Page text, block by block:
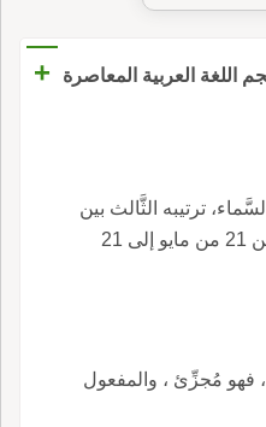
اللغة العربية المعاصرة +
ترتيبه الثَّالث بين
الثّور والسَّرطان، وزمنه من 21 من مايو إلى 21
، فهو مُجزِّئ ، والمفعول